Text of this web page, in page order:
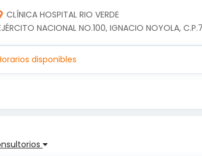
CLÍNICA HOSPITAL RIO VERDE
NACIONAL NO.100, IGNACIO NOYOLA,
disponibles